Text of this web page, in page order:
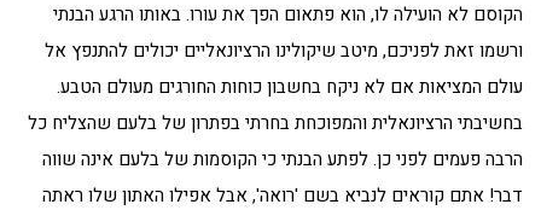
הקוסם לא הועילה לו, הוא פתאום הפך את עורו. באותו הרגע הבנתי
ורשמו זאת לפניכם, מיטב שיקולינו הרציונאליים יכולים להתנפץ אל
עולם המציאות אם לא ניקח בחשבון כוחות החורגים מעולם הטבע.
בחשיבתי הרציונאלית והמפוכחת בחרתי בפתרון של בלעם שהצליח כל
הרבה פעמים לפני כן. לפתע הבנתי כי הקוסמות של בלעם אינה שווה
דבר! אתם קוראים לנביא בשם 'רואה', אבל אפילו האתון שלו ראתה